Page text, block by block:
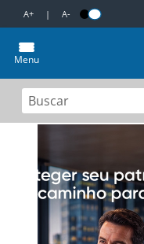
A+ | A-
Menu